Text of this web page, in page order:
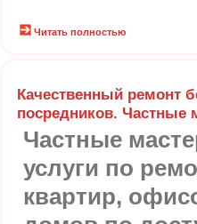
Читать полностью
Качественный ремонт
посредников. Частные
Частные
услуги по
квартир,